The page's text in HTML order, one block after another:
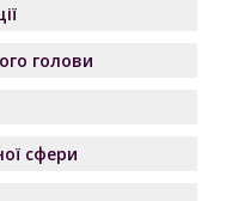
голови
сфери